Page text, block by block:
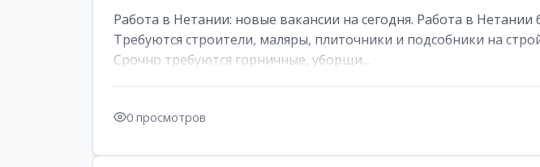
Работа в Нетании: новые вакансии на сегодня. Работа в Нетании
Требуются строители, маляры, плиточники и подсобники на
Срочно требуются горничные, уборщи...
0 просмотров